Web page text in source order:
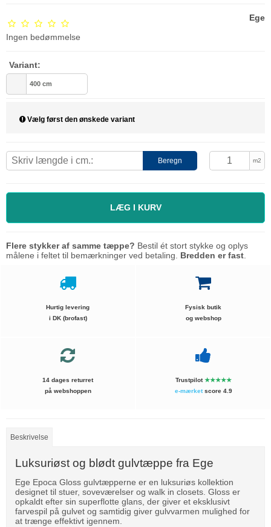
Ingen bedømmelse
Ege
Variant:
400 cm
Vælg først den ønskede variant
Beregn m2
LÆG I KURV
Flere stykker af samme tæppe? Bestil ét stort stykke og oplys
målene i feltet til bemærkninger ved betaling. Bredden er fast
Hurtig levering
i DK (brofast)
Fysisk butik
og webshop
14 dages returret
på webshoppen
Trustpilot★★★★★
e-mærketscore 4.9
Beskrivelse
Luksuriøst og blødt gulvtæppe fra Ege
Ege Epoca Gloss gulvtæpperne er en luksuriøs kollektion
designet til stuer, soveværelser og walk in closets. Gloss er
opkaldt efter sin superflotte glans, der giver et eksklusivt
farvespil på gulvet og samtidig giver gulvvarmen mulighed for
at trænge effektivt igennem.